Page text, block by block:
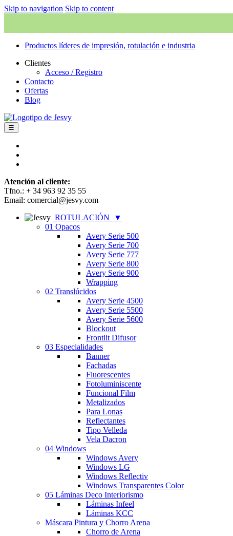
Skip to navigation Skip to content
Productos líderes de impresión, rotulación e industria
Clientes
Acceso / Registro
Contacto
Ofertas
Blog
☰
Atención al cliente:
Tfno.: + 34 963 92 35 55
Email: comercial@jesvy.com
ROTULACIÓN
▼
01 Opacos
Avery Serie 500
Avery Serie 700
Avery Serie 777
Avery Serie 800
Avery Serie 900
Wrapping
02 Translúcidos
Avery Serie 4500
Avery Serie 5500
Avery Serie 5600
Blockout
Frontlit Difusor
03 Especialidades
Banner
Fachadas
Fluorescentes
Fotoluminiscente
Funcional Film
Metalizados
Para Lonas
Reflectantes
Tipo Velleda
Vela Dacron
04 Windows
Windows Avery
Windows LG
Windows Reflectiv
Windows Transparentes Color
05 Láminas Deco Interiorismo
Láminas Infeel
Láminas KCC
Máscara Pintura y Chorro Arena
Chorro de Arena